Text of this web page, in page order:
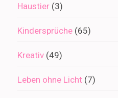
Haustier (3)
Kindersprüche (65)
Kreativ (49)
Leben ohne Licht (7)